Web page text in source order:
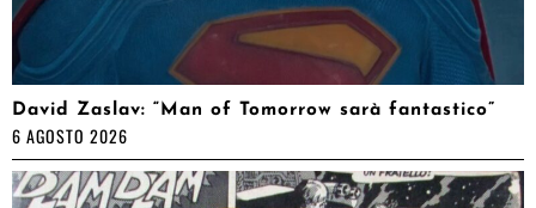
David Zaslav: “Man of Tomorrow sarà fantastico”
6 AGOSTO 2026